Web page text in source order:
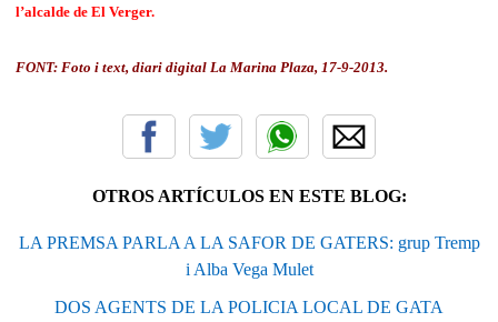
l’alcalde de El Verger.
FONT: Foto i text, diari digital La Marina Plaza, 17-9-2013.
OTROS ARTÍCULOS EN ESTE BLOG:
LA PREMSA PARLA A LA SAFOR DE GATERS: grup Tremp
i Alba Vega Mulet
DOS AGENTS DE LA POLICIA LOCAL DE GATA